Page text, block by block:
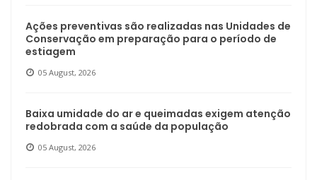
Ações preventivas são realizadas nas Unidades de
Conservação em preparação para o período de
estiagem
05 August, 2026
Baixa umidade do ar e queimadas exigem atenção
redobrada com a saúde da população
05 August, 2026